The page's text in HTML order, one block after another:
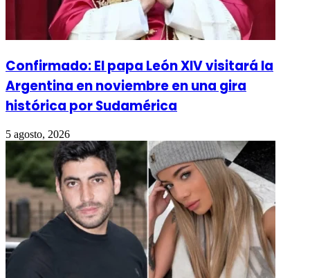
Confirmado: El papa León XIV visitará la
Argentina en noviembre en una gira
histórica por Sudamérica
5 agosto, 2026